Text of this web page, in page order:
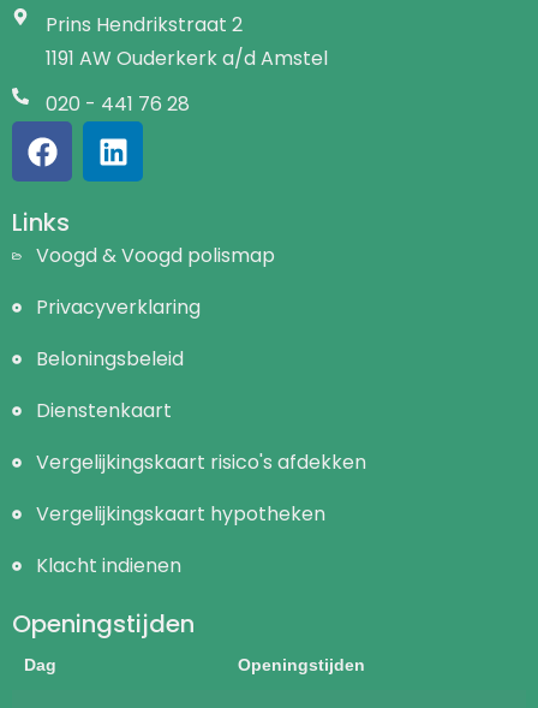
Prins Hendrikstraat 2
1191 AW Ouderkerk a/d Amstel
020 - 441 76 28
Links
Voogd & Voogd polismap
Privacyverklaring
Beloningsbeleid
Dienstenkaart
Vergelijkingskaart risico's afdekken
Vergelijkingskaart hypotheken
Klacht indienen
Openingstijden
Dag Openingstijden